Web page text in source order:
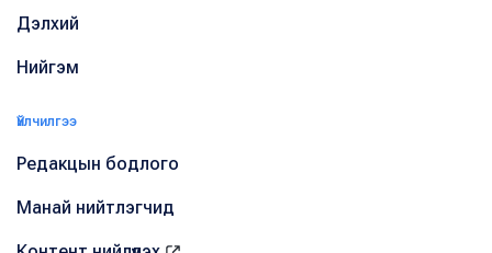
Дэлхий
Нийгэм
Үйлчилгээ
Редакцын бодлого
Манай нийтлэгчид